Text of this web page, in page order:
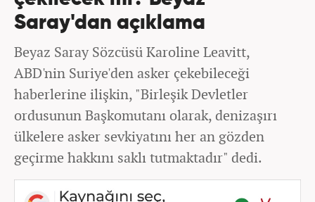
Saray'dan açıklama
Beyaz Saray Sözcüsü Karoline Leavitt,
ABD'nin Suriye'den asker çekebileceği
haberlerine ilişkin, "Birleşik Devletler
ordusunun Başkomutanı olarak, denizaşırı
ülkelere asker sevkiyatını her an gözden
geçirme hakkını saklı tutmaktadır" dedi.